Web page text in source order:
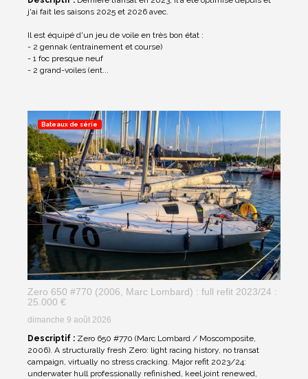
j'ai fait les saisons 2025 et 2026 avec.
Il est équipé d'un jeu de voile en très bon état :
- 2 gennak (entrainement et course)
- 1 foc presque neuf
- 2 grand-voiles (ent...
Zero 650 #770 (2006, Marc Lombard) : full refit 2023/24 :
25.000 €
dimanche 9 août 2026
Descriptif : Zero 650 #770 (Marc Lombard / Moscomposite,
2006). A structurally fresh Zero: light racing history, no transat
campaign, virtually no stress cracking. Major refit 2023/24:
underwater hull professionally refinished, keel joint renewed,
Bateaux de série